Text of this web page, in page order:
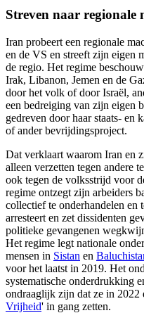
Streven naar
Iran probeert een regionale
en de VS en streeft zijn eigen
de regio. Het regime
Irak, Libanon, Jemen en de
door het volk of door Israël,
een bedreiging van zijn eigen
gedreven door haar staats- en
of ander bevrijdingsproject.
Dat verklaart waarom Iran en
alleen verzetten tegen andere
ook tegen de volksstrijd voor
regime ontzegt zijn arbeiders
collectief te onderhandelen en
arresteert en zet dissidenten
politieke gevangenen
Het regime legt nationale
mensen in Sistan en
voor het laatst in 2019. Het
systematische onderdrukking
ondraaglijk zijn dat ze in 2022
Vrijheid' in gang zetten.